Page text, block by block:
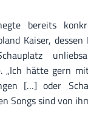
bereits
Kaiser,
„Ich hätte gern
[…] oder
Songs sind von